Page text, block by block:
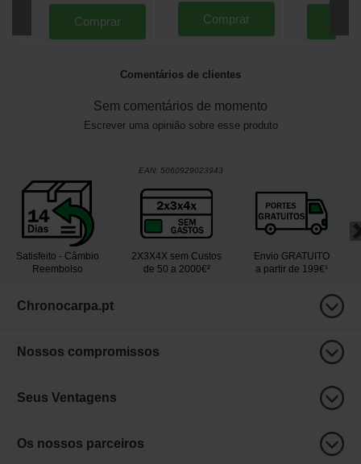
Comprar Comprar
Comentários de clientes
Sem comentários de momento
Escrever uma opinião sobre esse produto
EAN: 5060929023943
Satisfeito - Câmbio
Reembolso
2X3X4X sem Custos
de 50 a 2000€²
Envio GRATUITO
a partir de 199€¹
Chronocarpa.pt
Nossos compromissos
Seus Ventagens
Os nossos parceiros